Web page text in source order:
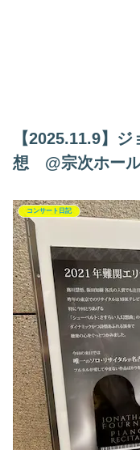
【2025.11.9】
想 @宗次ホール
コンサート日記